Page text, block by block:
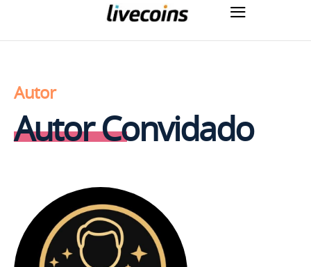
Autor
Autor Convidado